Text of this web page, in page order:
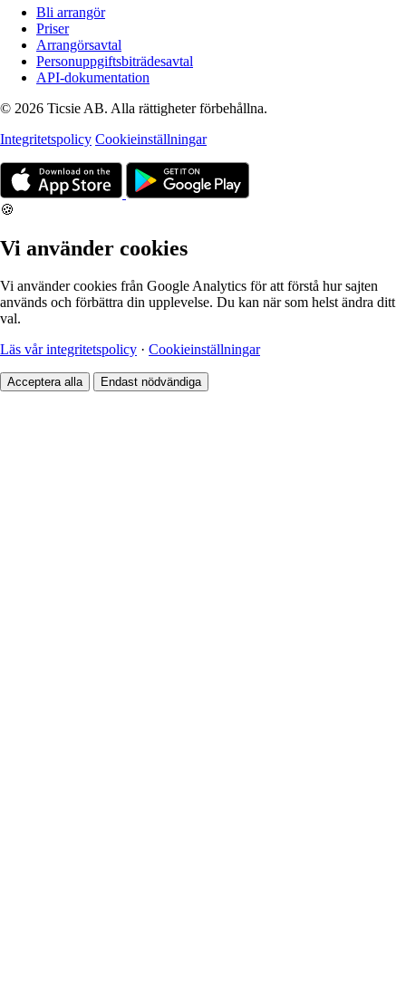
Bli arrangör
Priser
Arrangörsavtal
Personuppgiftsbiträdesavtal
API-dokumentation
© 2026 Ticsie AB. Alla rättigheter förbehållna.
Integritetspolicy Cookieinställningar
🍪
Vi använder cookies
Vi använder cookies från Google Analytics för att förstå hur sajten
används och förbättra din upplevelse. Du kan när som helst ändra ditt
val.
Läs vår integritetspolicy · Cookieinställningar
Acceptera alla Endast nödvändiga